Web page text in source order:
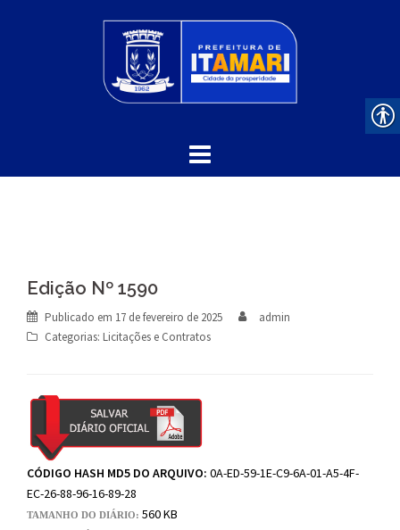
Edição Nº 1590
Publicado em 17 de fevereiro de 2025
admin
Categorias: Licitações e Contratos
CÓDIGO HASH MD5 DO ARQUIVO: 0A-ED-59-1E-C9-6A-01-A5-4F-
EC-26-88-96-16-89-28
TAMANHO DO DIÁRIO: 560 KB